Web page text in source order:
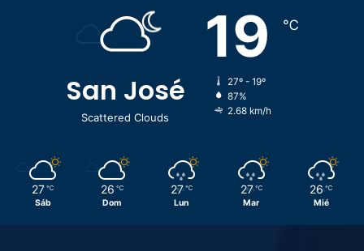
San José
Scattered Clouds
19 ℃
27º - 19º
87%
2.68 km/h
27 ℃
Sáb
26 ℃
Dom
27 ℃
Lun
27 ℃
Mar
26 ℃
Mié